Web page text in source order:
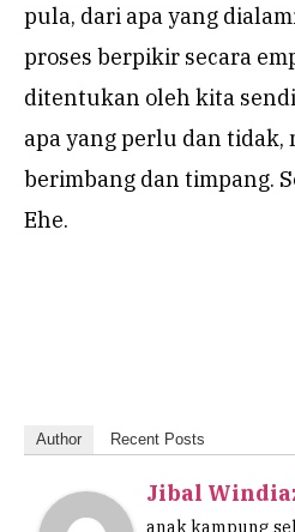
pula, dari apa yang
proses berpikir secara
ditentukan oleh kita
apa yang perlu dan tidak,
berimbang dan timpang.
Ehe.
Author Recent Posts
Jibal
anak kampung